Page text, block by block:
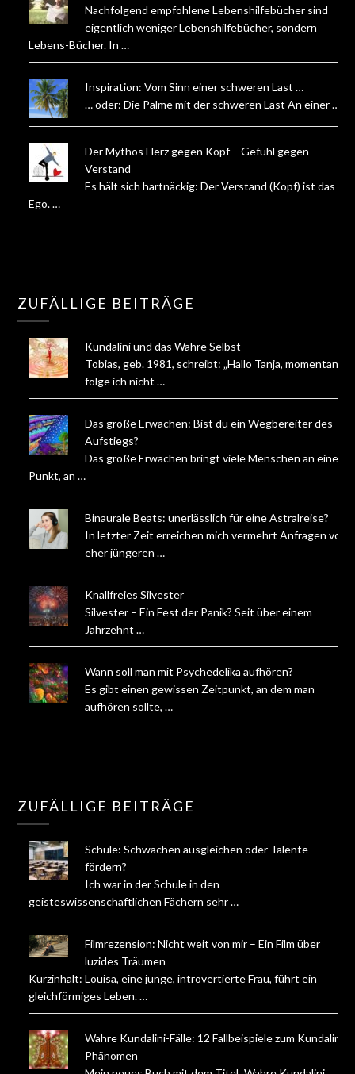
Nachfolgend empfohlene Lebenshilfebücher sind
eigentlich weniger Lebenshilfebücher, sondern
Lebens-Bücher. In …
Inspiration: Vom Sinn einer schweren Last …
… oder: Die Palme mit der schweren Last An einer …
Der Mythos Herz gegen Kopf – Gefühl gegen
Verstand
Es hält sich hartnäckig: Der Verstand (Kopf) ist das
Ego. …
ZUFÄLLIGE BEITRÄGE
Kundalini und das Wahre Selbst
Tobias, geb. 1981, schreibt: „Hallo Tanja, momentan
folge ich nicht …
Das große Erwachen: Bist du ein Wegbereiter des
Aufstiegs?
Das große Erwachen bringt viele Menschen an einen
Punkt, an …
Binaurale Beats: unerlässlich für eine Astralreise?
In letzter Zeit erreichen mich vermehrt Anfragen von
eher jüngeren …
Knallfreies Silvester
Silvester – Ein Fest der Panik? Seit über einem
Jahrzehnt …
Wann soll man mit Psychedelika aufhören?
Es gibt einen gewissen Zeitpunkt, an dem man
aufhören sollte, …
ZUFÄLLIGE BEITRÄGE
Schule: Schwächen ausgleichen oder Talente
fördern?
Ich war in der Schule in den
geisteswissenschaftlichen Fächern sehr …
Filmrezension: Nicht weit von mir – Ein Film über
luzides Träumen
Kurzinhalt: Louisa, eine junge, introvertierte Frau, führt ein
gleichförmiges Leben. …
Wahre Kundalini-Fälle: 12 Fallbeispiele zum Kundalini-
Phänomen